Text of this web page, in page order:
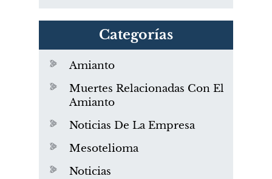
Categorías
Amianto
Muertes Relacionadas Con El
Amianto
Noticias De La Empresa
Mesotelioma
Noticias